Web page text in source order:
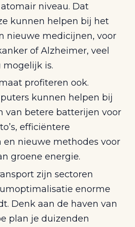
niveau. Dat
kunnen helpen bij het
nieuwe medicijnen, voor
of Alzheimer, veel
mogelijk is.
profiteren ook.
kunnen helpen bij
van betere batterijen voor
efficiëntere
en nieuwe methodes voor
groene energie.
zijn sectoren
enorme
Denk aan de haven van
plan je duizenden